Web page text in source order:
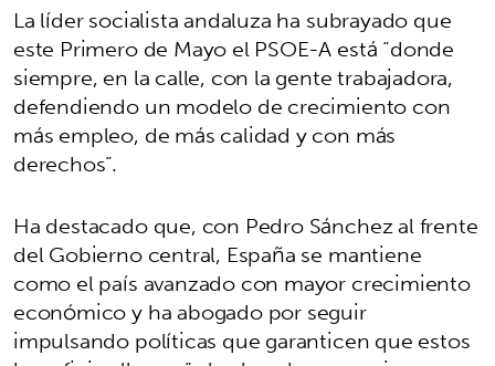
La líder socialista andaluza ha subrayado que
este Primero de Mayo el PSOE-A está “donde
siempre, en la calle, con la gente trabajadora,
defendiendo un modelo de crecimiento con
más empleo, de más calidad y con más
derechos”.
Ha destacado que, con Pedro Sánchez al frente
del Gobierno central, España se mantiene
como el país avanzado con mayor crecimiento
económico y ha abogado por seguir
impulsando políticas que garanticen que estos